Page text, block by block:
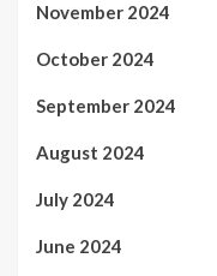
November 2024
October 2024
September 2024
August 2024
July 2024
June 2024